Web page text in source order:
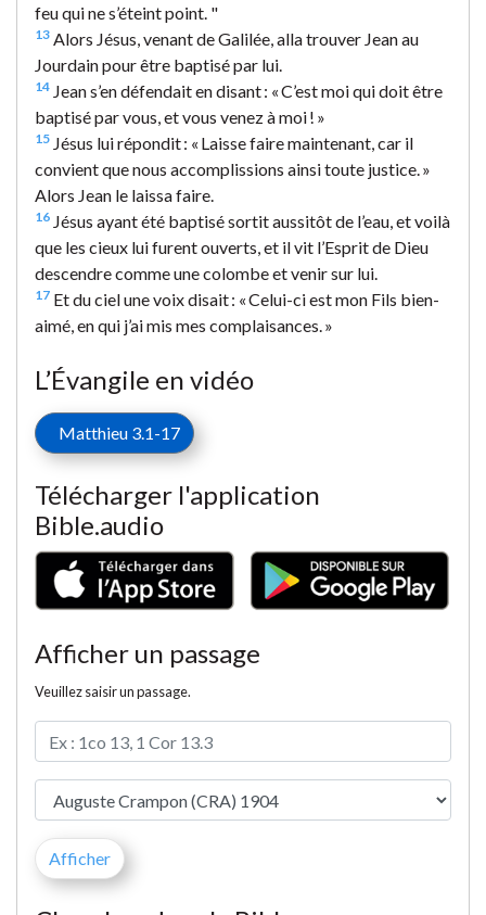
feu qui ne s’éteint point. "
13 Alors Jésus, venant de Galilée, alla trouver Jean au
Jourdain pour être baptisé par lui.
14 Jean s’en défendait en disant : « C’est moi qui doit être
baptisé par vous, et vous venez à moi ! »
15 Jésus lui répondit : « Laisse faire maintenant, car il
convient que nous accomplissions ainsi toute justice. »
Alors Jean le laissa faire.
16 Jésus ayant été baptisé sortit aussitôt de l’eau, et voilà
que les cieux lui furent ouverts, et il vit l’Esprit de Dieu
descendre comme une colombe et venir sur lui.
17 Et du ciel une voix disait : « Celui-ci est mon Fils bien-
aimé, en qui j’ai mis mes complaisances. »
L’Évangile en vidéo
Matthieu 3.1-17
Télécharger l'application
Bible.audio
Afficher un passage
Veuillez saisir un passage.